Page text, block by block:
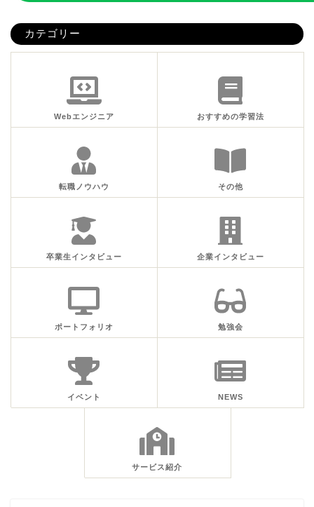
カテゴリー
Webエンジニア おすすめの学習法
転職ノウハウ その他
卒業生インタビュー 企業インタビュー
ポートフォリオ 勉強会
イベント NEWS
サービス紹介